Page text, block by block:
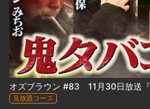
見放題コース